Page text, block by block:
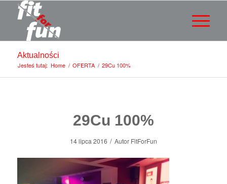
Aktualności
Jesteś tutaj: Home / OFERTA / 29Cu 100%
29Cu 100%
14 lipca 2016 / Autor FitForFun